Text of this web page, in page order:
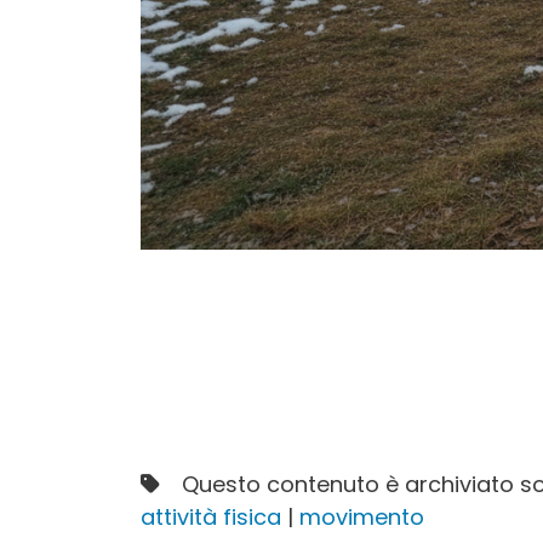
Questo contenuto è archiviato
attività fisica | movimento